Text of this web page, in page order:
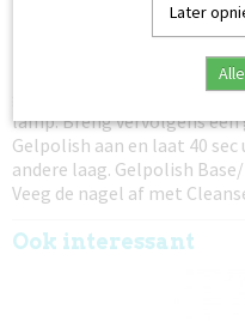
Instructies, natuurlijke
Bereid de nagel voor met
Base/Top of Gelpolish
geven/te bouwen. 40
lamp. Breng vervolgens
Gelpolish aan en laat 40
andere laag. Gelpolish
Veeg de nagel af met
Ook interessant
Later